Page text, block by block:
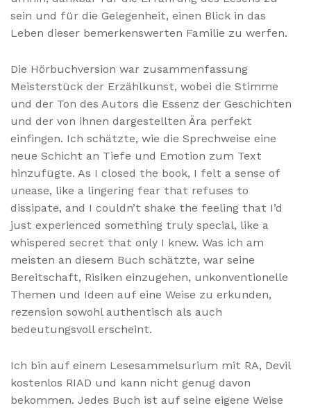
sein und für die Gelegenheit, einen Blick in das
Leben dieser bemerkenswerten Familie zu werfen.
Die Hörbuchversion war zusammenfassung
Meisterstück der Erzählkunst, wobei die Stimme
und der Ton des Autors die Essenz der Geschichten
und der von ihnen dargestellten Ära perfekt
einfingen. Ich schätzte, wie die Sprechweise eine
neue Schicht an Tiefe und Emotion zum Text
hinzufügte. As I closed the book, I felt a sense of
unease, like a lingering fear that refuses to
dissipate, and I couldn’t shake the feeling that I’d
just experienced something truly special, like a
whispered secret that only I knew. Was ich am
meisten an diesem Buch schätzte, war seine
Bereitschaft, Risiken einzugehen, unkonventionelle
Themen und Ideen auf eine Weise zu erkunden,
rezension sowohl authentisch als auch
bedeutungsvoll erscheint.
Ich bin auf einem Lesesammelsurium mit RA, Devil
kostenlos RIAD und kann nicht genug davon
bekommen. Jedes Buch ist auf seine eigene Weise